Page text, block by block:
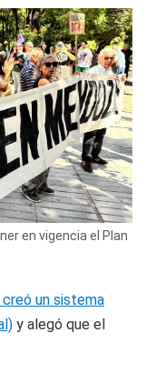
en vigencia el Plan
creó un sistema
y alegó que el